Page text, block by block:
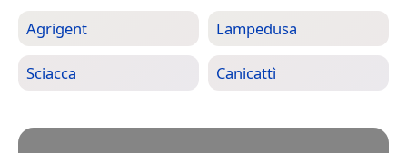
Agrigent Lampedusa
Sciacca Canicattì